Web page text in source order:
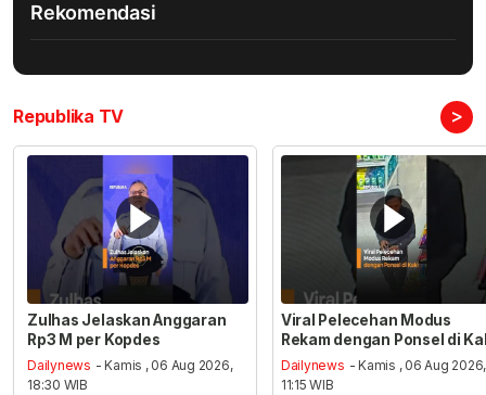
Rekomendasi
Republika TV >
Zulhas Jelaskan Anggaran
Rp3 M per Kopdes
Dailynews - Kamis , 06 Aug 2026,
18:30 WIB
Viral Pelecehan Modus
Rekam dengan Ponsel di
Dailynews - Kamis , 06 Aug 2026,
11:15 WIB